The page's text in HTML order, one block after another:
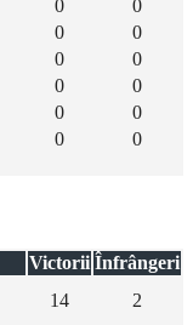
0
0
0
0
0
0
0
0
0
0
0
0
Victorii Înfrângeri
14 2